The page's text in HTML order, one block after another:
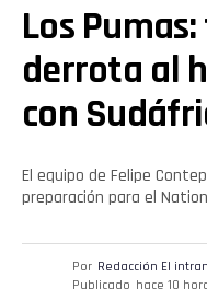
Los
derrota al
con
El equipo de Felipe
preparación para el
Por Redacción El
Publicado hace 10
Reddit